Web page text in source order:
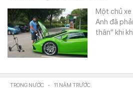
Một chủ
Anh đã
thân" khi
TRONG NƯỚC - 11 NĂM TRƯỚC